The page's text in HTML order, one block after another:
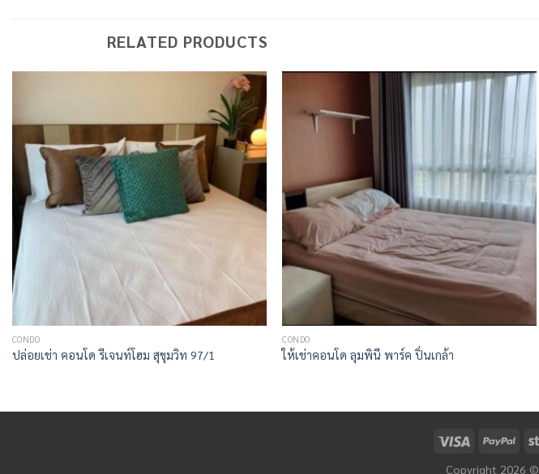
RELATED PRODUCTS
CONDO
ปล่อยเช่า คอนโด รีเจนท์โฮม สุขุมวิท 97/1
CONDO
ให้เช่าคอนโด ลุมพินี พาร์ค ปิ่นเกล้า
Copyright 2026 ©